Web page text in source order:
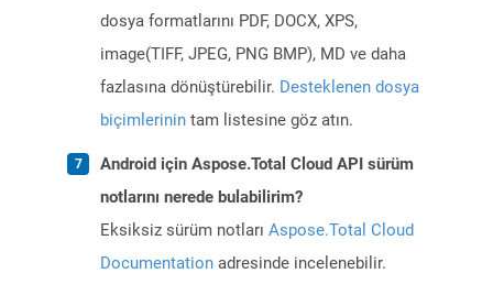
dosya formatlarını PDF, DOCX, XPS,
image(TIFF, JPEG, PNG BMP), MD ve daha
fazlasına dönüştürebilir. Desteklenen dosya
biçimlerinin tam listesine göz atın.
Android için Aspose.Total Cloud API sürüm
notlarını nerede bulabilirim?
Eksiksiz sürüm notları Aspose.Total Cloud
Documentation adresinde incelenebilir.